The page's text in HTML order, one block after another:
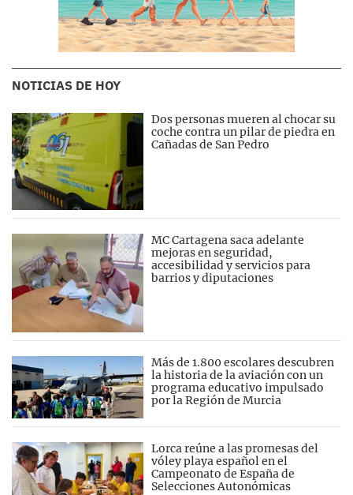
NOTICIAS DE HOY
Dos personas mueren al chocar su
coche contra un pilar de piedra en
Cañadas de San Pedro
MC Cartagena saca adelante
mejoras en seguridad,
accesibilidad y servicios para
barrios y diputaciones
Más de 1.800 escolares descubren
la historia de la aviación con un
programa educativo impulsado
por la Región de Murcia
Lorca reúne a las promesas del
vóley playa español en el
Campeonato de España de
Selecciones Autonómicas